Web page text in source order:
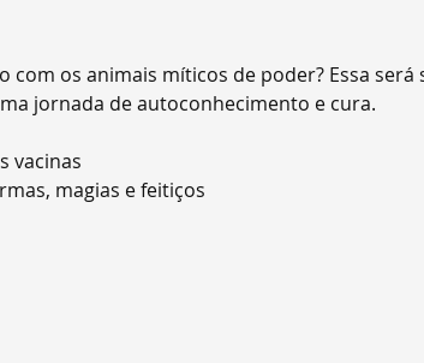
com os animais míticos de poder? Essa
jornada de autoconhecimento e cura.
vacinas
magias e feitiços